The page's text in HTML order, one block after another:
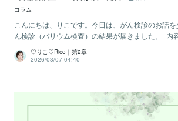
コラム
こんにちは、りこです。今日は、がん検診のお話
ん検診（バリウム検査）の結果が届きました。 内
♡りこ♡Rico｜第2章
2026/03/07 04:40